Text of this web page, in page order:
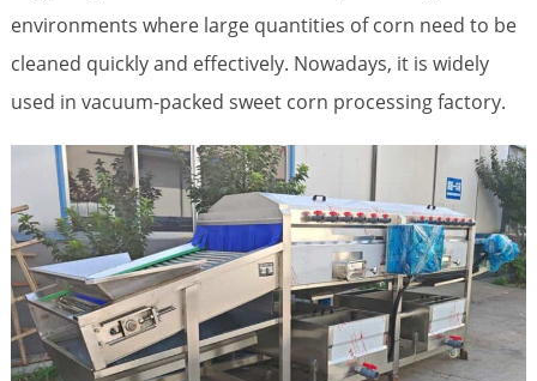
environments where large quantities of corn need to be
cleaned quickly and effectively. Nowadays, it is widely
used in vacuum-packed sweet corn processing factory.